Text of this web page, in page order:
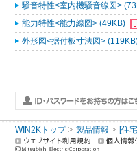
騒音特性<室内機騒音線図>
能力特性<能力線図> (49KB)
外形図<据付板寸法図>
WIN2Kトップ 製品情報 [住